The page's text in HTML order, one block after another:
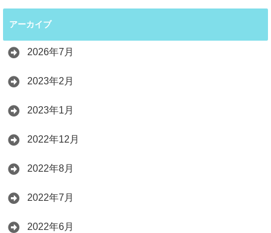
アーカイブ
2026年7月
2023年2月
2023年1月
2022年12月
2022年8月
2022年7月
2022年6月